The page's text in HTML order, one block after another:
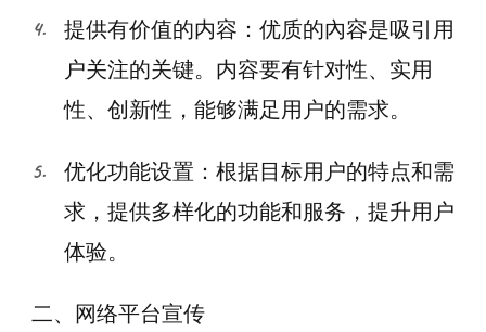
提供有价值的内容：优质的內容是吸引用
户关注的关键。内容要有针对性、实用
性、创新性，能够满足用户的需求。
优化功能设置：根据目标用户的特点和需
求，提供多样化的功能和服务，提升用户
体验。
二、网络平台宣传